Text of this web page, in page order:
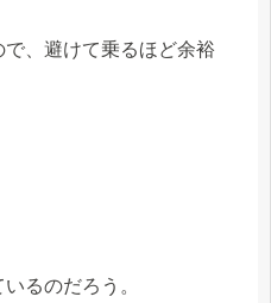
、避けて乗るほど余裕
るのだろう。